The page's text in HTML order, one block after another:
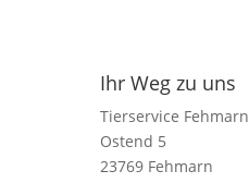
Ihr Weg zu uns
Tierservice Fehmarn
Ostend 5
23769 Fehmarn